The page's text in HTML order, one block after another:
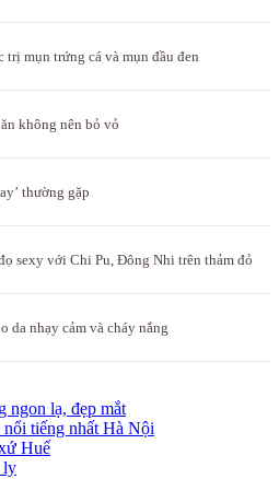
trị mụn trứng cá và mụn đầu đen
không nên bỏ vỏ
thường gặp
sexy với Chi Pu, Đông Nhi trên thảm đỏ
da nhạy cảm và cháy nắng
ngon lạ, đẹp mắt
tiếng nhất Hà Nội
Huế
ly